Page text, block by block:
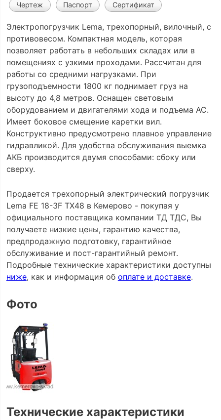
Чертеж Паспорт Сертификат
Электропогрузчик Lema, трехопорный, вилочный, с
противовесом. Компактная модель, которая
позволяет работать в небольших складах или в
помещениях с узкими проходами. Рассчитан для
работы со средними нагрузками. При
грузоподъемности 1800 кг поднимает груз на
высоту до 4,8 метров. Оснащен световым
оборудованием и двигателями хода и подъема АС.
Имеет боковое смещение каретки вил.
Конструктивно предусмотрено плавное управление
гидравликой. Для удобства обслуживания выемка
АКБ производится двумя способами: сбоку или
сверху.
Продается трехопорный электрический погрузчик
Lema FE 18-3F TX48 в Кемерово - покупая у
официального поставщика компании ТД ТДС, Вы
получаете низкие цены, гарантию качества,
предпродажную подготовку, гарантийное
обслуживание и пост-гарантийный ремонт.
Подробные технические характеристики доступны
ниже, как и информация об оплате и доставке.
Фото
Технические характеристики